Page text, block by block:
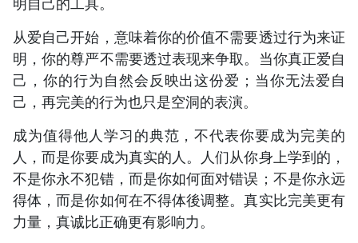
从爱自己开始，意味着你的价值不需要透过行为来证
明，你的尊严不需要透过表现来争取。当你真正爱自
己，你的行为自然会反映出这份爱；当你无法爱自
己，再完美的行为也只是空洞的表演。
成为值得他人学习的典范，不代表你要成为完美的
人，而是你要成为真实的人。人们从你身上学到的，
不是你永不犯错，而是你如何面对错误；不是你永远
得体，而是你如何在不得体後调整。真实比完美更有
力量，真诚比正确更有影响力。